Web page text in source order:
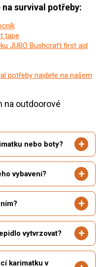
survival potřeby:
tape
JUBÖ Bushcraft first aid
potřeby najdete na našem
na outdoorové
nebo boty?
vybavení?
vytvrzovat?
karimatku v